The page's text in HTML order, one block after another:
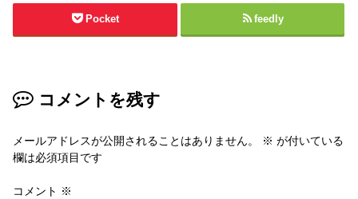
Pocket feedly
コメントを残す
メールアドレスが公開されることはありません。 ※ が付いている
欄は必須項目です
コメント ※